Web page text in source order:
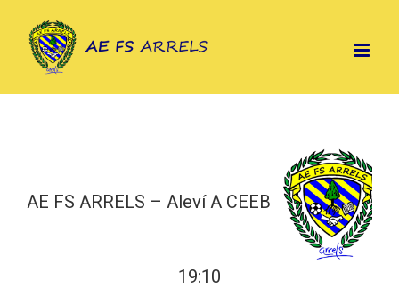
content
AE FS ARRELS – Aleví A CEEB
19:10